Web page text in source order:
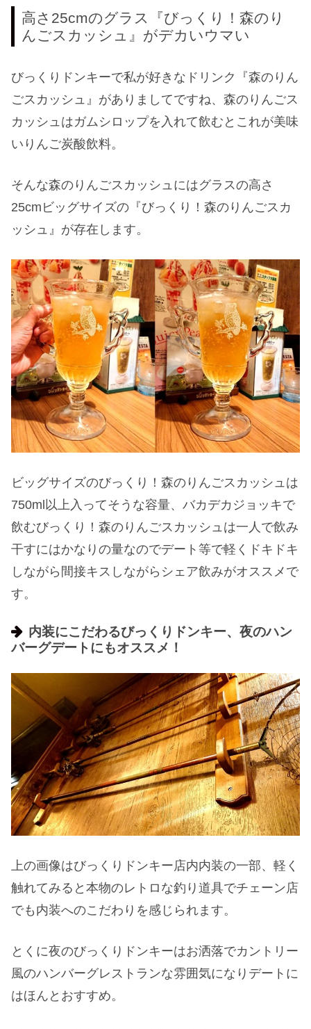
高さ25cmのグラス『びっくり！森のり
んごスカッシュ』がデカいウマい
びっくりドンキーで私が好きなドリンク『森のりん
ごスカッシュ』がありましてですね、森のりんごス
カッシュはガムシロップを入れて飲むとこれが美味
いりんご炭酸飲料。
そんな森のりんごスカッシュにはグラスの高さ
25cmビッグサイズの『びっくり！森のりんごスカ
ッシュ』が存在します。
ビッグサイズのびっくり！森のりんごスカッシュは
750ml以上入ってそうな容量、バカデカジョッキで
飲むびっくり！森のりんごスカッシュは一人で飲み
干すにはかなりの量なのでデート等で軽くドキドキ
しながら間接キスしながらシェア飲みがオススメで
す。
内装にこだわるびっくりドンキー、夜のハン
バーグデートにもオススメ！
上の画像はびっくりドンキー店内内装の一部、軽く
触れてみると本物のレトロな釣り道具でチェーン店
でも内装へのこだわりを感じられます。
とくに夜のびっくりドンキーはお洒落でカントリー
風のハンバーグレストランな雰囲気になりデートに
はほんとおすすめ。